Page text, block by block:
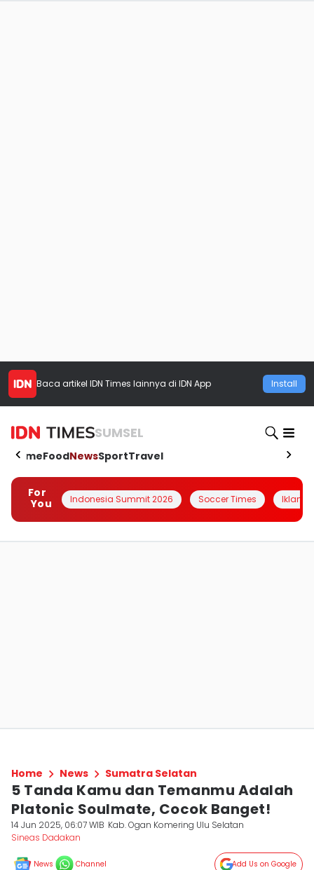
Baca artikel IDN Times lainnya di IDN App Install
SUMSEL
HomeFoodNewsSportTravel
For
You
Indonesia Summit 2026 Soccer Times Iklanin
Home News Sumatra Selatan
5 Tanda Kamu dan Temanmu Adalah
Platonic Soulmate, Cocok Banget!
14 Jun 2025, 06:07 WIB Kab. Ogan Komering Ulu Selatan
Sineas Dadakan
News Channel Add Us on Google